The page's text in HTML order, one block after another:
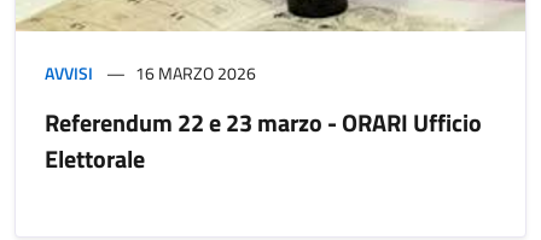
AVVISI 16 MARZO 2026
Referendum 22 e 23 marzo - ORARI Ufficio
Elettorale